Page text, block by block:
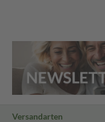
Versandarten